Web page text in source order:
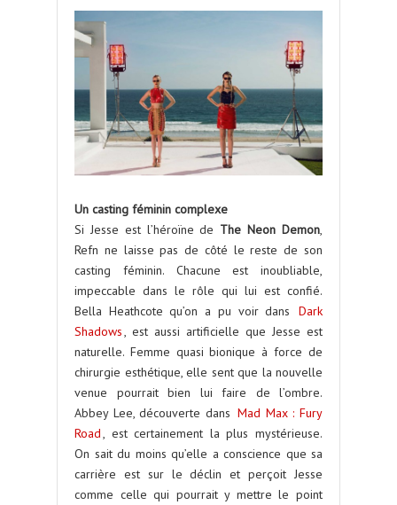
Un casting féminin complexe
Si Jesse est l’héroïne de The Neon Demon,
Refn ne laisse pas de côté le reste de son
casting féminin. Chacune est inoubliable,
impeccable dans le rôle qui lui est confié.
Bella Heathcote qu’on a pu voir dans
Dark
Shadows, est aussi artificielle que Jesse est
naturelle. Femme quasi bionique à force de
chirurgie esthétique, elle sent que la nouvelle
venue pourrait bien lui faire de l’ombre.
Abbey Lee, découverte dans Mad Max : Fury
Road, est certainement la plus mystérieuse.
On sait du moins qu’elle a conscience que sa
carrière est sur le déclin et perçoit Jesse
comme celle qui pourrait y mettre le point